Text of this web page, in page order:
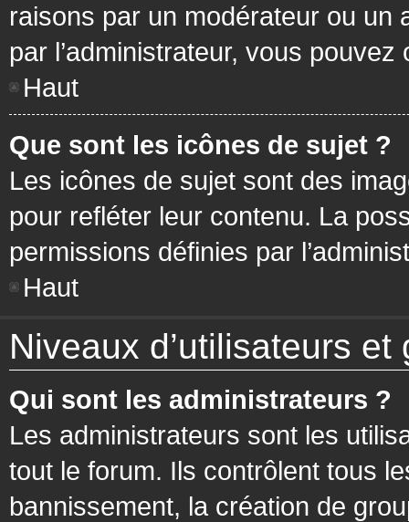
raisons par un modérateur ou un
par l’administrateur, vous
Haut
Que sont les icônes de sujet ?
Les icônes de sujet sont des
pour refléter leur contenu. La
permissions définies par
Haut
Niveaux d’utilisateurs et
Qui sont les administrateurs ?
Les administrateurs sont les
tout le forum. Ils contrôlent tous
bannissement, la création de